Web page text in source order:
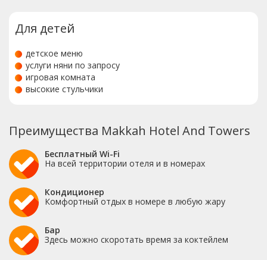
Для детей
детское меню
услуги няни по запросу
игровая комната
высокие стульчики
Преимущества Makkah Hotel And Towers
Бесплатный Wi-Fi
На всей территории отеля и в номерах
Кондиционер
Комфортный отдых в номере в любую жару
Бар
Здесь можно скоротать время за коктейлем